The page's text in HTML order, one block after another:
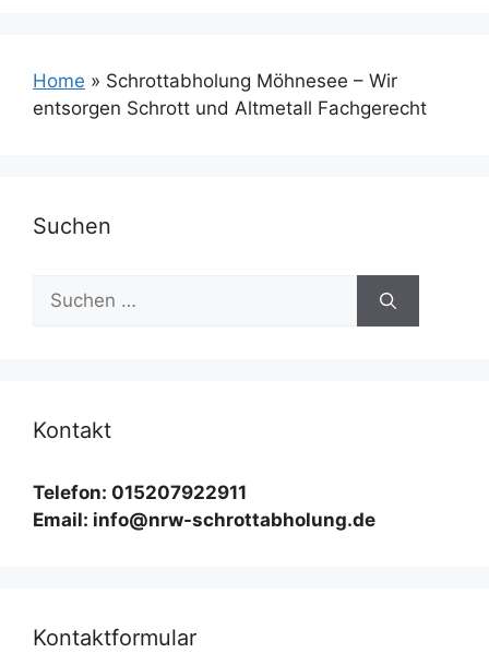
Home » Schrottabholung Möhnesee – Wir
entsorgen Schrott und Altmetall Fachgerecht
Suchen
Suchen
nach:
Kontakt
Telefon: 015207922911
Email: info@nrw-schrottabholung.de
Kontaktformular